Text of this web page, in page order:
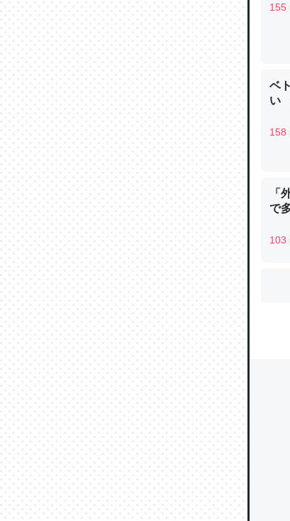
は
─
こ
155
ベ
い
158
「
で
103